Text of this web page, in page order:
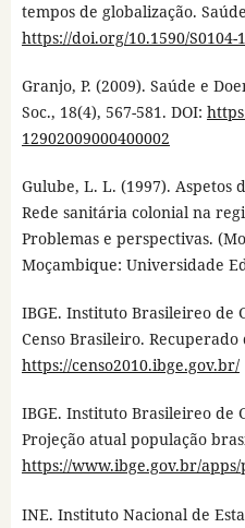
tempos de globalização.
https://doi.org/10.1590/S0104-
Granjo, P. (2009). Saúde e
Soc., 18(4), 567-581. DOI:
12902009000400002
Gulube, L. L. (1997). Aspetos
Rede sanitária colonial na
Problemas e perspectivas.
Moçambique: Universidade
IBGE. Instituto Brasileireo de
Censo Brasileiro. Recuperado
https://censo2010.ibge.gov.br/
IBGE. Instituto Brasileireo de
Projeção atual população
https://www.ibge.gov.br/
INE. Instituto Nacional de